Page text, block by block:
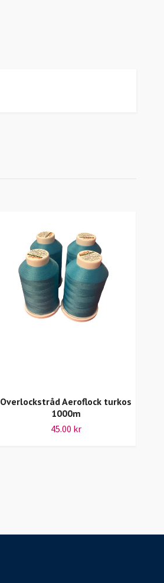
Overlockstråd Aeroflock turkos
1000m
45.00 kr